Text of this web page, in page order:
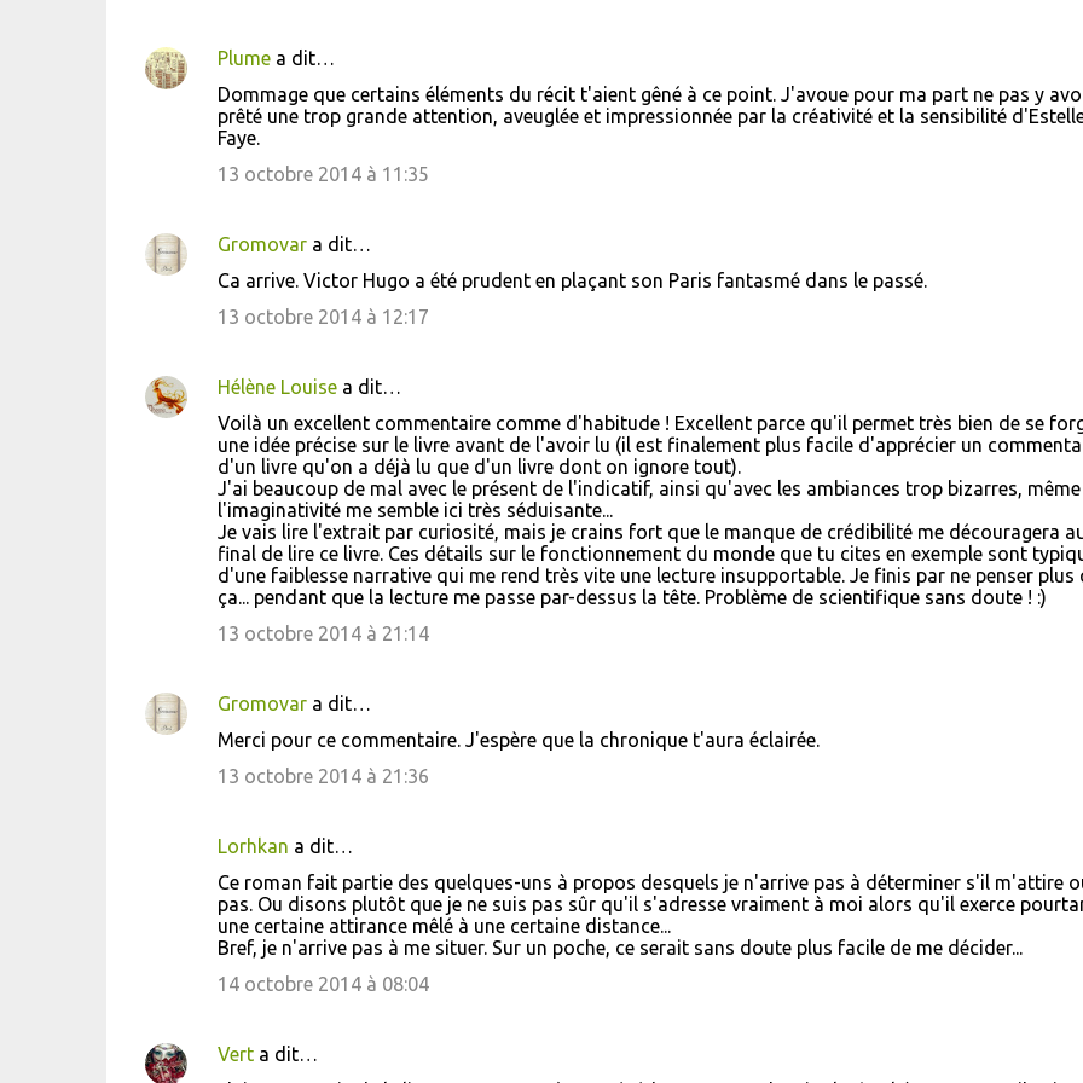
C
n
t
r
e
Plumea dit…
Dommage que certains éléments du récit t'aient gêné à ce point. J'avoue pour ma part ne pas y
prêté une trop grande attention, aveuglée et impressionnée par la créativité et la sensibilité
Faye.
13 octobre 2014 à 11:35
Gromovara dit…
Ca arrive. Victor Hugo a été prudent en plaçant son Paris fantasmé dans le passé.
13 octobre 2014 à 12:17
Hélène Louisea dit…
Voilà un excellent commentaire comme d'habitude ! Excellent parce qu'il permet très bien de se
une idée précise sur le livre avant de l'avoir lu (il est finalement plus facile d'apprécier un
d'un livre qu'on a déjà lu que d'un livre dont on ignore tout).
J'ai beaucoup de mal avec le présent de l'indicatif, ainsi qu'avec les ambiances trop bizarres, même
l'imaginativité me semble ici très séduisante...
Je vais lire l'extrait par curiosité, mais je crains fort que le manque de crédibilité me découragera
final de lire ce livre. Ces détails sur le fonctionnement du monde que tu cites en exemple sont
d'une faiblesse narrative qui me rend très vite une lecture insupportable. Je finis par ne penser plus
ça... pendant que la lecture me passe par-dessus la tête. Problème de scientifique sans doute ! :)
13 octobre 2014 à 21:14
Gromovara dit…
Merci pour ce commentaire. J'espère que la chronique t'aura éclairée.
13 octobre 2014 à 21:36
Lorhkan a dit…
Ce roman fait partie des quelques-uns à propos desquels je n'arrive pas à déterminer s'il m'attire
pas. Ou disons plutôt que je ne suis pas sûr qu'il s'adresse vraiment à moi alors qu'il exerce
une certaine attirance mêlé à une certaine distance...
Bref, je n'arrive pas à me situer. Sur un poche, ce serait sans doute plus facile de me décider...
14 octobre 2014 à 08:04
Verta dit…